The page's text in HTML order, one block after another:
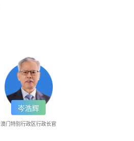
岑浩辉
澳门特别行政区行政长官